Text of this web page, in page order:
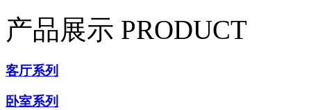
产品展示 PRODUCT
客厅系列
卧室系列